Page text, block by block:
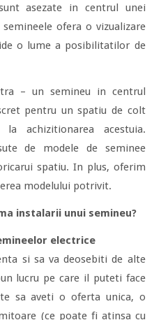
asezate in centrul unei
ofera o vizualizare
o lume a posibilitatilor de
– un semineu in centrul
pentru un spatiu de colt
achizitionarea acestuia.
de modele de seminee
spatiu. In plus, oferim
modelului potrivit.
instalarii unui semineu?
electrice
si sa va deosebiti de alte
lucru pe care il puteti face
sa aveti o oferta unica, o
(ce poate fi atinsa cu